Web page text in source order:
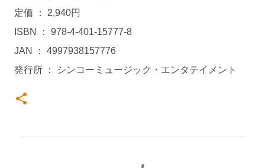
定価 ： 2,940円
ISBN ： 978-4-401-15777-8
JAN ： 4997938157776
発行所 ： シンコーミュージック・エンタテイメント